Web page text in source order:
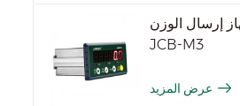
إرسال الوزن
JCB-M3
عرض المزيد